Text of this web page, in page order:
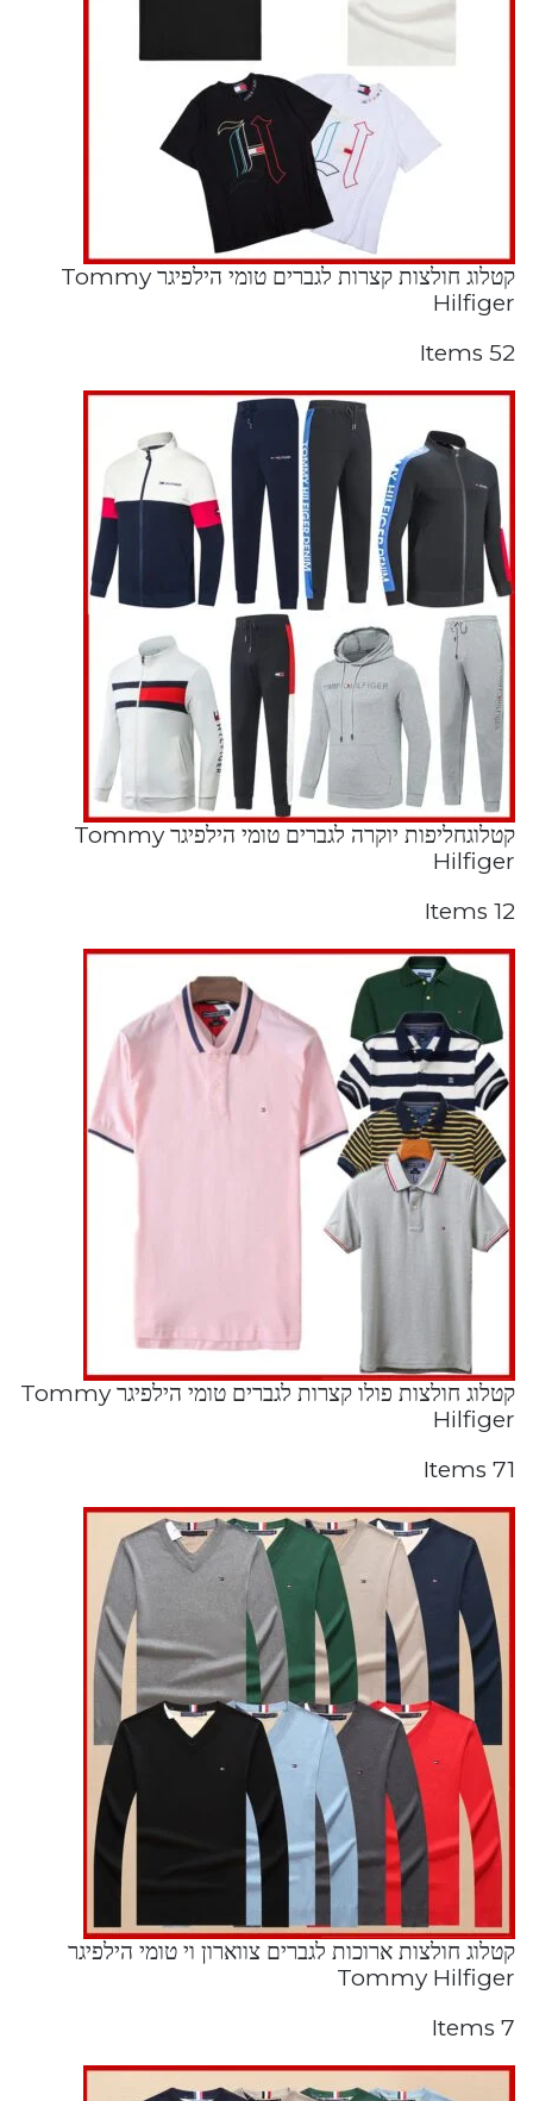
קטלוג חולצות קצרות לגברים טומי הילפיגר Tommy
Hilfiger
52 Items
קטלוגחליפות יוקרה לגברים טומי הילפיגר Tommy
Hilfiger
12 Items
קטלוג חולצות פולו קצרות לגברים טומי הילפיגר Tommy
Hilfiger
71 Items
קטלוג חולצות ארוכות לגברים צווארון וי טומי הילפיגר
Tommy Hilfiger
7 Items